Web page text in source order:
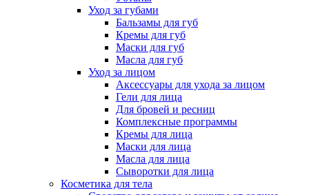
Уход за губами
Бальзамы для губ
Кремы для губ
Маски для губ
Масла для губ
Уход за лицом
Аксессуары для ухода за лицом
Гели для лица
Для бровей и ресниц
Комплексные программы
Кремы для лица
Маски для лица
Масла для лица
Сыворотки для лица
Косметика для тела